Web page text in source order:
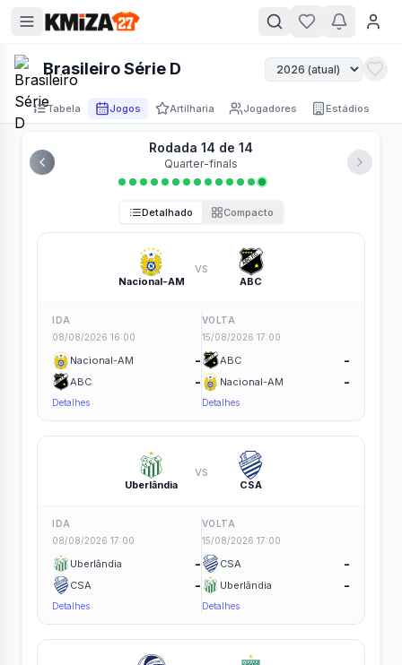
Brasileiro Série D
Tabela Jogos Artilharia Jogadores Estádios
Rodada 14 de 14
Quarter-finals
Detalhado Compacto
Nacional-AM
vs
ABC
IDA
08/08/2026 16:00
Nacional-AM -
ABC -
Detalhes
VOLTA
15/08/2026 17:00
ABC -
Nacional-AM -
Detalhes
Uberlândia
vs
CSA
IDA
08/08/2026 17:00
Uberlândia -
CSA -
Detalhes
VOLTA
15/08/2026 17:00
CSA -
Uberlândia -
Detalhes